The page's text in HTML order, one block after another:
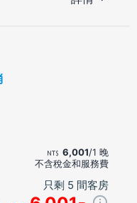
6,001/1 晚
不含稅金和服務費
只剩 5 間客房